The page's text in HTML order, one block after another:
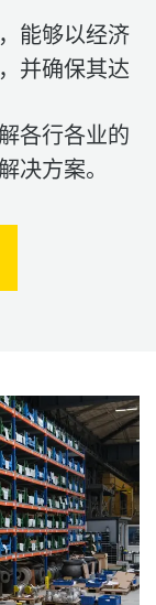
能够以经济
，并确保其达
各行各业的
决方案。